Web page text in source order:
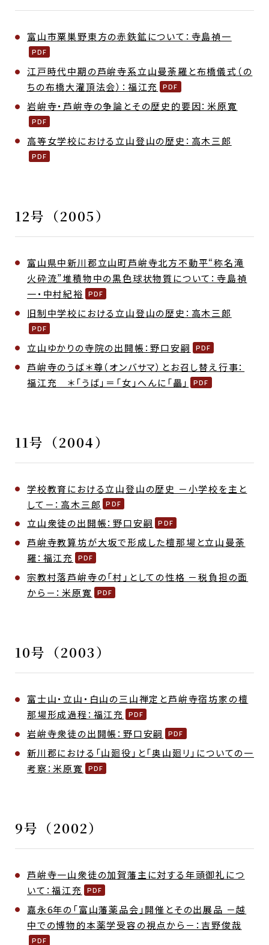
富山市粟巣野東方の赤鉄鉱について：寺島禎一
江戸時代中期の芦峅寺系立山曼荼羅と布橋儀式（の
ちの布橋大灌頂法会）：福江充
岩峅寺・芦峅寺の争論とその歴史的要因：米原寛
高等女学校における立山登山の歴史：高木三郎
12号（2005）
富山県中新川郡立山町芦峅寺北方不動平“称名滝
火砕流”堆積物中の黒色球状物質について：寺島禎
一・中村紀裕
旧制中学校における立山登山の歴史：高木三郎
立山ゆかりの寺院の出開帳：野口安嗣
芦峅寺のうば＊尊（オンバサマ）とお召し替え行事：
福江充 ＊「うば」＝「女」へんに「畾」
11号（2004）
学校教育における立山登山の歴史 －小学校を主と
して－：高木三郎
立山衆徒の出開帳：野口安嗣
芦峅寺教算坊が大坂で形成した檀那場と立山曼荼
羅：福江充
宗教村落芦峅寺の「村」としての性格 －税負担の面
から－：米原寛
10号（2003）
富士山・立山・白山の三山禅定と芦峅寺宿坊家の檀
那場形成過程：福江充
岩峅寺衆徒の出開帳：野口安嗣
新川郡における「山廻役」と「奥山廻リ」についての一
考察：米原寛
9号（2002）
芦峅寺一山衆徒の加賀藩主に対する年頭御礼につ
いて：福江充
嘉永6年の「富山藩薬品会」開催とその出展品 －越
中での博物的本薬学受容の視点から－：吉野俊哉